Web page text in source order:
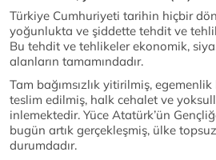
Türkiye Cumhuriyeti tarihin hiçbir
yoğunlukta ve şiddette tehdit ve
Bu tehdit ve tehlikeler ekonomik,
alanların tamamındadır.
Tam bağımsızlık yitirilmiş,
teslim edilmiş, halk cehalet ve
inlemektedir. Yüce Atatürk’ün
bugün artık gerçekleşmiş, ülke
durumdadır.